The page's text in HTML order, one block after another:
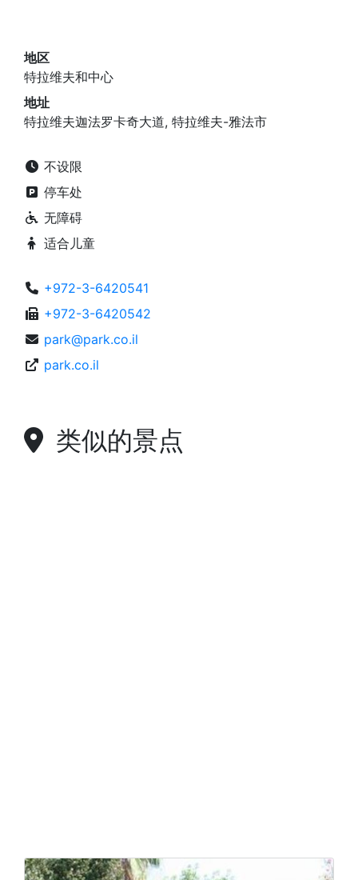
地区
特拉维夫和中心
地址
特拉维夫迦法罗卡奇大道, 特拉维夫-雅法市
不设限
停车处
无障碍
适合儿童
+972-3-6420541
+972-3-6420542
park@park.co.il
park.co.il
类似的景点